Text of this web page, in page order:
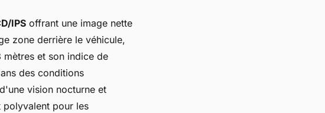
IPS offrant une image nette
zone derrière le véhicule,
et son indice de
des conditions
vision nocturne et
pour les